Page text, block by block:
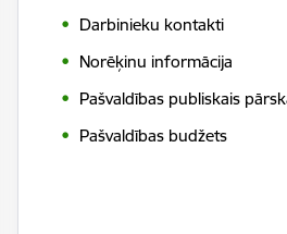
Darbinieku kontakti
Norēķinu informācija
Pašvaldības publiskais
Pašvaldības budžets